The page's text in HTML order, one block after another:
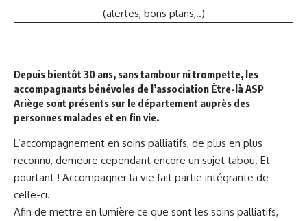
(alertes, bons plans,..)
Depuis bientôt 30 ans, sans tambour ni trompette, les
accompagnants bénévoles de l’association Être-là ASP
Ariège sont présents sur le département auprès des
personnes malades et en fin vie.
L’accompagnement en soins palliatifs, de plus en plus
reconnu, demeure cependant encore un sujet tabou. Et
pourtant ! Accompagner la vie fait partie intégrante de
celle-ci.
Afin de mettre en lumière ce que sont les soins palliatifs,